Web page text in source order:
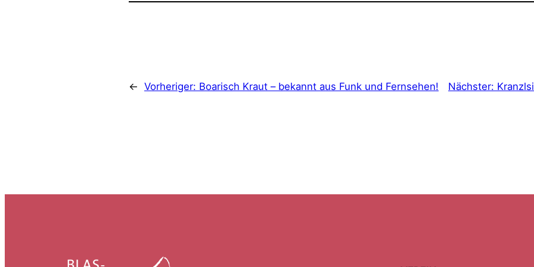
← Vorheriger: Boarisch Kraut – bekannt aus Funk und Fernsehen! Nächster: